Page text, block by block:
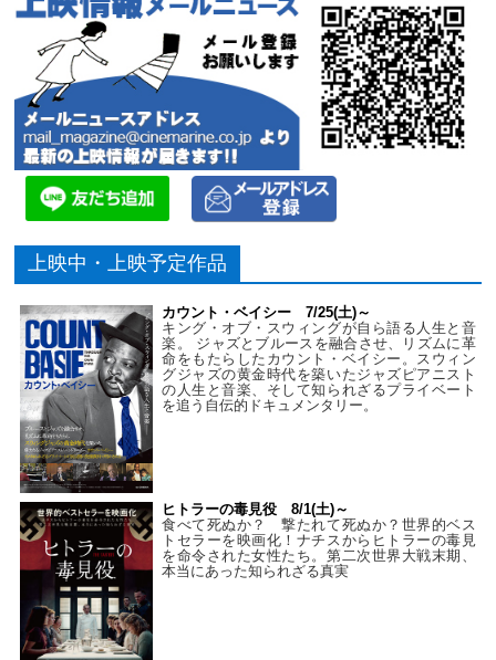
上映中・上映予定作品
カウント・ベイシー 7/25(土)～
キング・オブ・スウィングが自ら語る人生と音
楽。 ジャズとブルースを融合させ、リズムに革
命をもたらしたカウント・ベイシー。スウィン
グジャズの黄金時代を築いたジャズピアニスト
の人生と音楽、そして知られざるプライベート
を追う自伝的ドキュメンタリー。
ヒトラーの毒見役 8/1(土)～
食べて死ぬか？ 撃たれて死ぬか？世界的ベス
トセラーを映画化！ナチスからヒトラーの毒見
を命令された女性たち。第二次世界大戦末期、
本当にあった知られざる真実